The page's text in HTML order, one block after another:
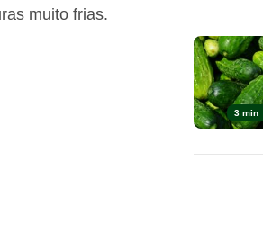
muito frias.
3 min